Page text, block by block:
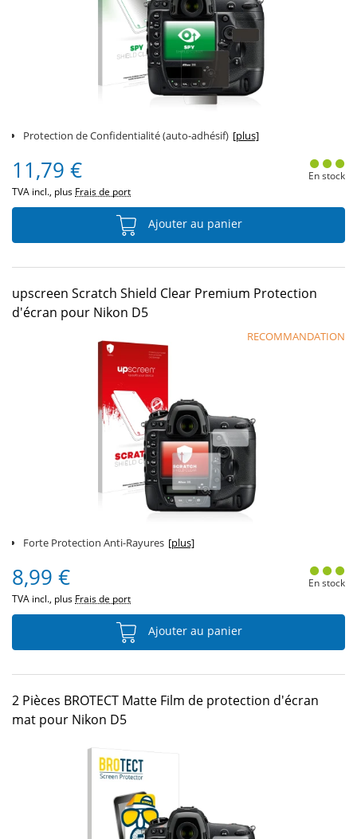
Protection de Confidentialité (auto-adhésif) [plus]
11,79 €
TVA incl., plus Frais de port
En stock
Ajouter au panier
upscreen Scratch Shield Clear Premium Protection
d'écran pour Nikon D5
RECOMMANDATION
Forte Protection Anti-Rayures [plus]
8,99 €
TVA incl., plus Frais de port
En stock
Ajouter au panier
2 Pièces BROTECT Matte Film de protection d'écran
mat pour Nikon D5